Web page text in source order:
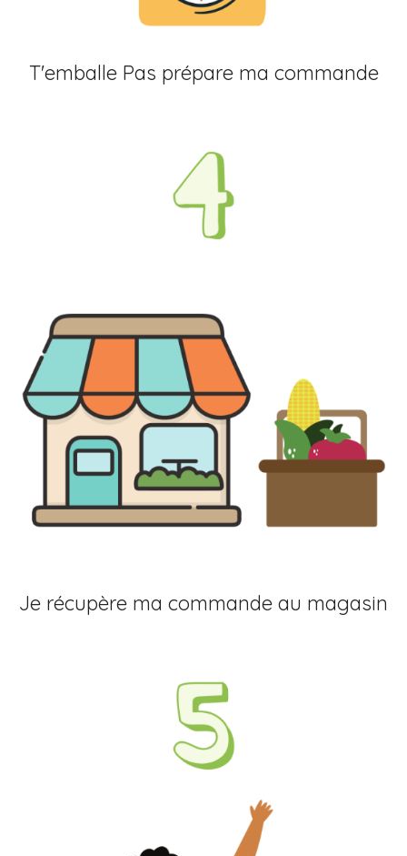
T'emballe Pas prépare ma commande
Je récupère ma commande au magasin